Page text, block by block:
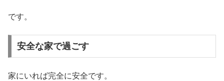
です。
安全な家で過ごす
家にいれば完全に安全です。